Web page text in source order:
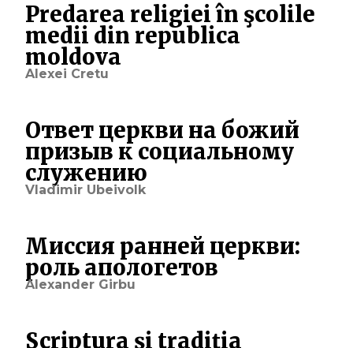
Predarea religiei în şcolile
medii din republica
moldova
Alexei Cretu
Ответ церкви на божий
призыв к социальному
служению
Vladimir Ubeivolk
Миссия ранней церкви:
роль апологетов
Alexander Girbu
Scriptura şi tradiţia